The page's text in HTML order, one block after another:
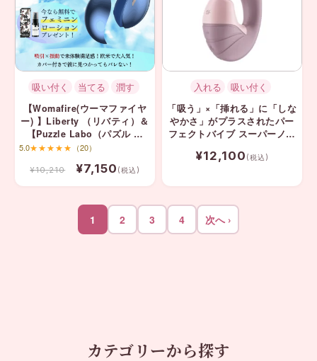
吸い付く 当てる 潤す
【Womafire(ウーマファイヤ
ー) 】Liberty （リバティ）＆
【Puzzle Labo（パズル ラ
ボ）】無料プレゼント
5.0★★★★★ （20）
¥10,210 ¥7,150 (税込)
入れる 吸い付く
「吸う」×「挿れる」に「しな
やかさ」がプラスされたパー
フェクトバイブ スーパーノヴ
挿入 吸引
¥12,100 (税込)
1 2 3 4 次へ ›
カテゴリーから探す